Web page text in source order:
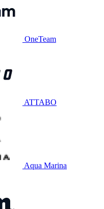
OneTeam
ATTABO
Aqua Marina